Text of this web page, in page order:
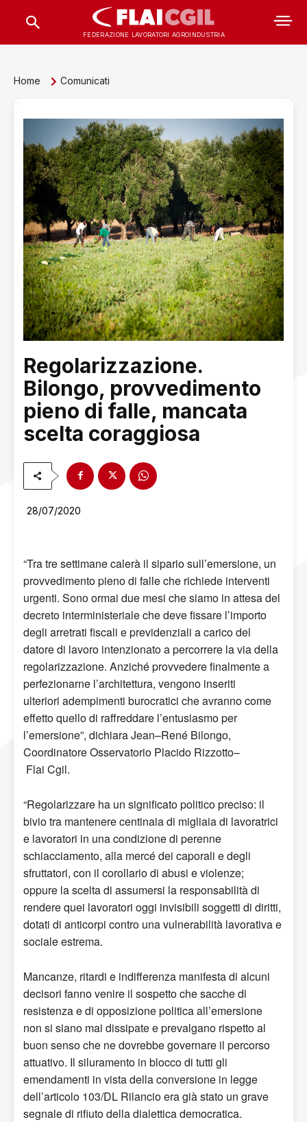
FEDERAZIONE LAVORATORI AGROINDUSTRIA
Home Comunicati
Regolarizzazione.
Bilongo, provvedimento
pieno di falle, mancata
scelta coraggiosa
28/07/2020
“Tra tre settimane calerà il sipario sull’emersione, un
provvedimento pieno di falle che richiede interventi
urgenti. Sonoormai due mesi che siamo in attesa del
decreto interministeriale che deve fissare l’importo
degli arretrati fiscali e previdenziali a carico del
datore di lavoro intenzionato a percorrere la via della
regolarizzazione. Anzichéprovvedere finalmente a
perfezionarne l’architettura, vengono inseriti
ulteriori adempimenti burocratici che avranno come
effetto quello di raffreddare l’entusiasmo per
l’emersione”, dichiara Jean–René Bilongo,
Coordinatore Osservatorio Placido Rizzotto–
Flai Cgil.
“Regolarizzare ha un significato politico preciso: il
biviotra mantenere centinaia di migliaia di lavoratrici
e lavoratori in una condizione di perenne
schiacciamento, alla mercé dei caporali e degli
sfruttatori, con il corollario di abusi eviolenze;
oppure lasceltadi assumersi la responsabilità di
rendere quei lavoratori oggi invisibili soggetti di diritti,
dotati di anticorpi contro unavulnerabilità lavorativa e
socialeestrema.
Mancanze, ritardi e indifferenza manifestadi alcuni
decisori fanno venire il sospetto chesacche di
resistenza e di opposizionepolitica all’emersione
non si siano mai dissipatee prevalgano rispetto al
buon senso che ne dovrebbegovernare il percorso
attuativo. Il siluramento in blocco di tutti gli
emendamenti in vista della conversione in legge
dell’articolo 103/DL Rilancio era già stato un grave
segnaledi rifiuto delladialettica democratica.